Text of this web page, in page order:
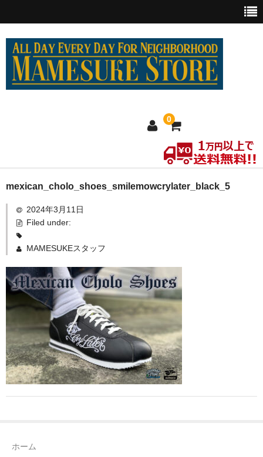
0
ホーム
MEXICO買い付け
新商品
全商品（ウェア）
Tシャツ
ロングTシャツ
ゲームシャツ
コーチジャケット
mexican_cholo_shoes_smilemowcrylater_black_5
2024年3月11日
Filed under:
MAMESUKEスタッフ
ホーム